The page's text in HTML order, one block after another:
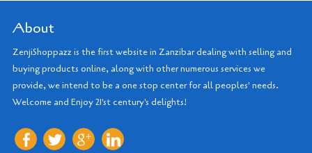
About
ZenjiShoppazz is the first website in Zanzibar dealing with selling and
buying products online, along with other numerous services we
provide, we intend to be a one stop center for all peoples' needs.
Welcome and Enjoy 21'st century's delights!